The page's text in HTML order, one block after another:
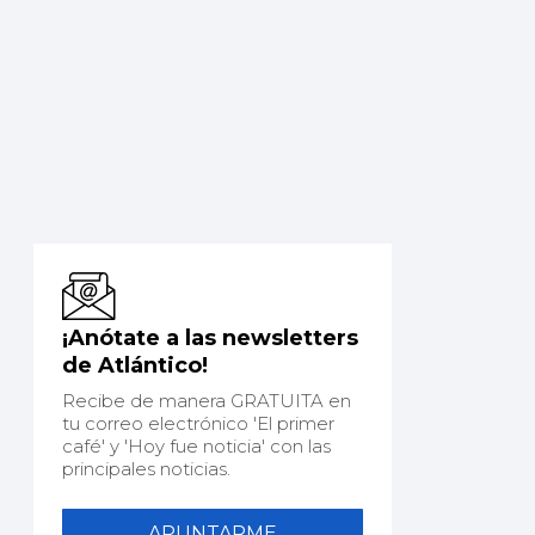
¡Anótate a las newsletters
de Atlántico!
Recibe de manera GRATUITA en
tu correo electrónico 'El primer
café' y 'Hoy fue noticia' con las
principales noticias.